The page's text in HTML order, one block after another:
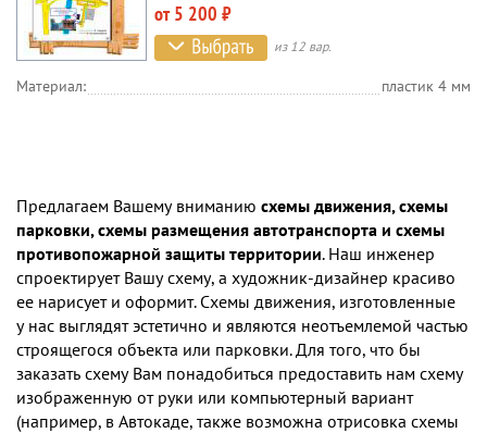
от 5 200 ₽
из 12 вар.
Материал: пластик 4 мм
Предлагаем Вашему вниманию схемы движения, схемы
парковки, схемы размещения автотранспорта и схемы
противопожарной защиты территории. Наш инженер
спроектирует Вашу схему, а художник-дизайнер красиво
ее нарисует и оформит. Схемы движения, изготовленные
у нас выглядят эстетично и являются неотъемлемой частью
строящегося объекта или парковки. Для того, что бы
заказать схему Вам понадобиться предоставить нам схему
изображенную от руки или компьютерный вариант
(например, в Автокаде, также возможна отрисовка схемы